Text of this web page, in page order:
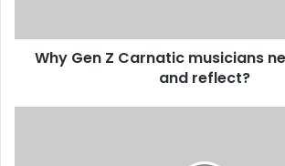
and
reflect?
Why Gen Z Carnatic musicians
and reflect?